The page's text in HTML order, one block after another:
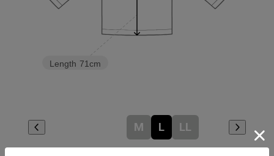
Length 71cm
M L LL